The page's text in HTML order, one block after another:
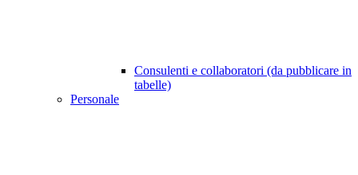
Consulenti e collaboratori (da pubblicare in
tabelle)
Personale